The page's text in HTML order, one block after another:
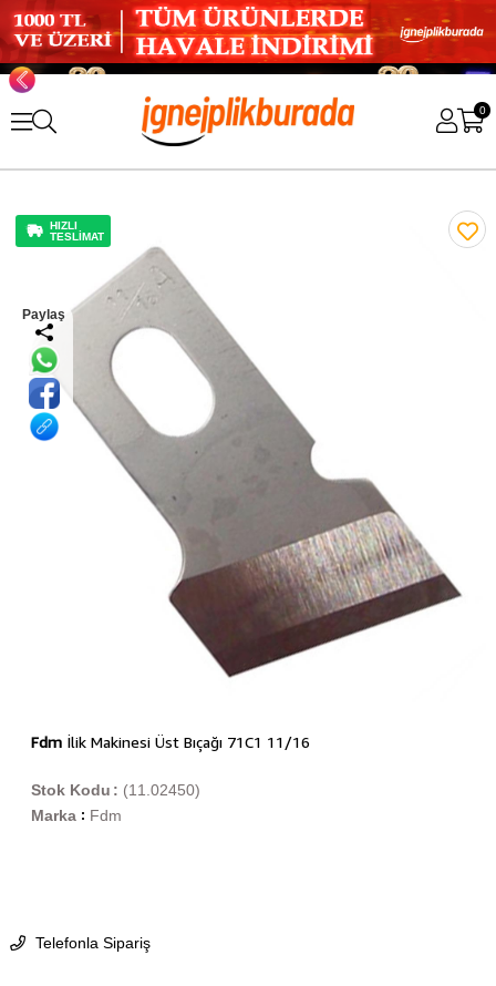
0
HIZLI
TESLİMAT
Paylaş
Fdmİlik Makinesi Üst Bıçağı 71C1 11/16
(11.02450)
Stok Kodu
Marka : Fdm
Telefonla Sipariş